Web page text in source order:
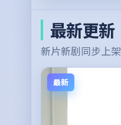
最新更新
新片新剧同步上架
最新